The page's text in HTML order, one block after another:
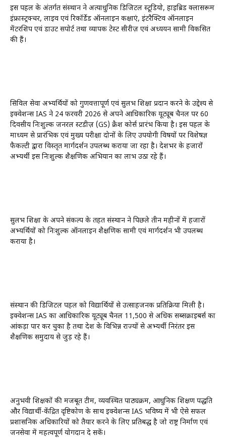
इस पहल के अंतर्गत संस्थान ने अत्याधुनिक डिजिटल स्टूडियो, हाइब्रिड क्लासरूम
इंफ्रास्ट्रक्चर, लाइव एवं रिकॉर्डेड ऑनलाइन कक्षाएं, इंटरैक्टिव ऑनलाइन
मेंटरशिप एवं डाउट सपोर्ट तथा व्यापक टेस्ट सीरीज़ एवं अध्ययन सामग्री विकसित
की हैं।
सिविल सेवा अभ्यर्थियों को गुणवत्तापूर्ण एवं सुलभ शिक्षा प्रदान करने के उद्देश्य से
इक्वेशन्स IAS ने 24 फरवरी 2026 से अपने आधिकारिक यूट्यूब चैनल पर 60
दिवसीय निःशुल्क जनरल स्टडीज़ (GS) क्रैश कोर्स प्रारंभ किया है। इस पहल के
माध्यम से प्रारंभिक एवं मुख्य परीक्षा दोनों के लिए उपयोगी विषयों पर विशेषज्ञ
फैकल्टी द्वारा विस्तृत मार्गदर्शन उपलब्ध कराया जा रहा है। देशभर के हजारों
अभ्यर्थी इस निःशुल्क शैक्षणिक अभियान का लाभ उठा रहे हैं।
सुलभ शिक्षा के अपने संकल्प के तहत संस्थान ने पिछले तीन महीनों में हजारों
अभ्यर्थियों को निःशुल्क ऑनलाइन शैक्षणिक सामग्री एवं मार्गदर्शन भी उपलब्ध
कराया है।
संस्थान की डिजिटल पहल को विद्यार्थियों से उत्साहजनक प्रतिक्रिया मिली है।
इक्वेशन्स IAS का आधिकारिक यूट्यूब चैनल 11,500 से अधिक सब्सक्राइबर्स का
आंकड़ा पार कर चुका है तथा देश के विभिन्न राज्यों से अभ्यर्थी निरंतर इस
शैक्षणिक समुदाय से जुड़ रहे हैं।
अनुभवी शिक्षकों की मजबूत टीम, व्यवस्थित पाठ्यक्रम, आधुनिक शिक्षण पद्धति
और विद्यार्थी-केंद्रित दृष्टिकोण के साथ इक्वेशन्स IAS भविष्य में भी ऐसे सफल
प्रशासनिक अधिकारियों को तैयार करने के लिए प्रतिबद्ध है जो राष्ट्र निर्माण एवं
जनसेवा में महत्वपूर्ण योगदान दे सकें।